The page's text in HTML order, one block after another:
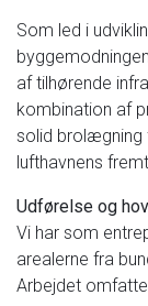
Som led i
af tilhørende
kombination af
solid brolægning
lufthavnens
Udførelse og
Vi har som
arealerne fra
Arbejdet